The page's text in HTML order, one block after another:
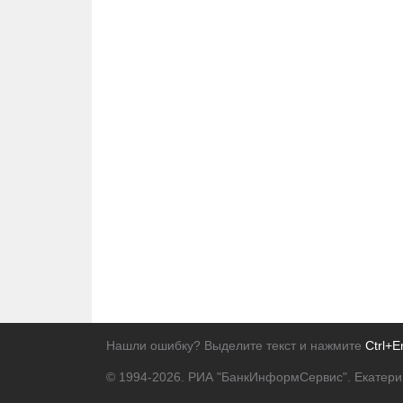
Нашли ошибку? Выделите текст и нажмите
© 1994-2026. РИА "БанкИнформСервис".